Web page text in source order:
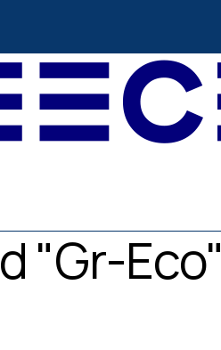
"Gr-Eco"